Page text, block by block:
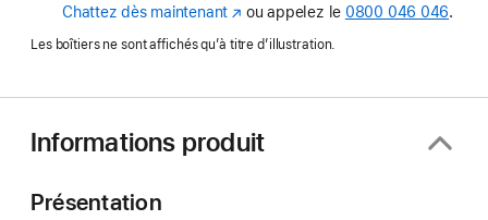
Chattez dès maintenant (s’ouvre
une
fenêtre)
ou appelez le 0800 046 046.
Les boîtiers ne sont affichés qu’à titre d’illustration.
Informations produit
Présentation